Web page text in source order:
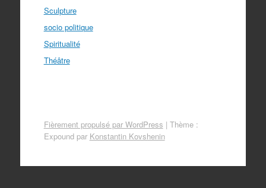
Sculpture
socio politique
Spiritualité
Théâtre
Fièrement propulsé par WordPress | Thème :
Expound par Konstantin Kovshenin